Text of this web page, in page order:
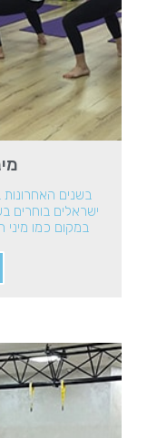
בשנים האחרונות
ישראלים בוחרים
במקום כמו מיני